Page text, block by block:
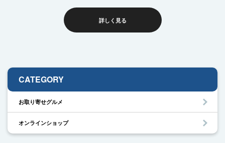
詳しく見る
CATEGORY
お取り寄せグルメ
オンラインショップ